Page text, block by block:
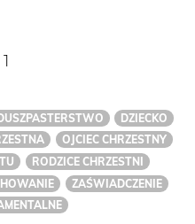
1
DUSZPASTERSTWO
DZIECKO
OJCIEC CHRZESTNY
RODZICE CHRZESTNI
ZAŚWIADCZENIE